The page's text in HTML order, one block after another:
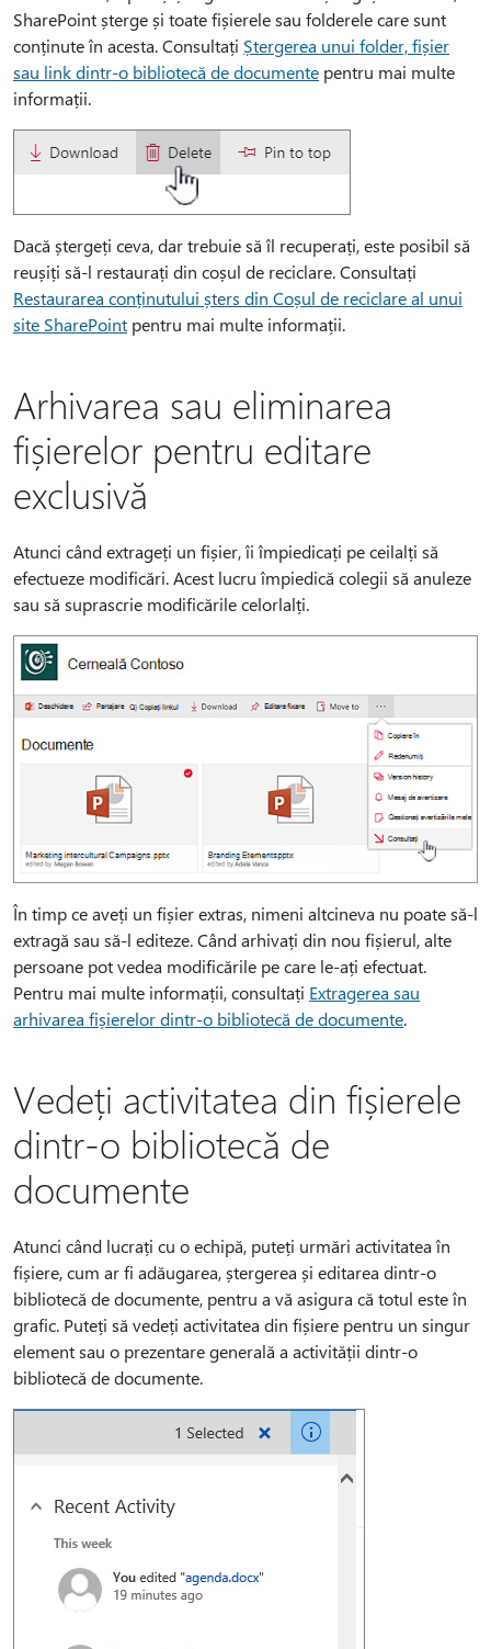
SharePoint șterge și toate fișierele sau folderele care sunt
conținute în acesta. Consultați Ștergerea unui folder, fișier
sau link dintr-o bibliotecă de documente pentru mai multe
informații.
Dacă ștergeți ceva, dar trebuie să îl recuperați, este posibil să
reușiți să-l restaurați din coșul de reciclare. Consultați
Restaurarea conținutului șters din Coșul de reciclare al unui
site SharePoint pentru mai multe informații.
Arhivarea sau eliminarea
fișierelor pentru editare
exclusivă
Atunci când extrageți un fișier, îi împiedicați pe ceilalți să
efectueze modificări. Acest lucru împiedică colegii să anuleze
sau să suprascrie modificările celorlalți.
În timp ce aveți un fișier extras, nimeni altcineva nu poate să-l
extragă sau să-l editeze. Când arhivați din nou fișierul, alte
persoane pot vedea modificările pe care le-ați efectuat.
Pentru mai multe informații, consultați Extragerea sau
arhivarea fișierelor dintr-o bibliotecă de documente.
Vedeți activitatea din fișierele
dintr-o bibliotecă de
documente
Atunci când lucrați cu o echipă, puteți urmări activitatea în
fișiere, cum ar fi adăugarea, ștergerea și editarea dintr-o
bibliotecă de documente, pentru a vă asigura că totul este în
grafic. Puteți să vedeți activitatea din fișiere pentru un singur
element sau o prezentare generală a activității dintr-o
bibliotecă de documente.